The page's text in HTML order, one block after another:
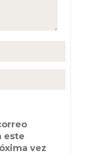
este
vez